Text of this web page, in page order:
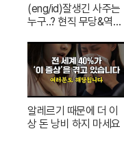
(eng/id)잘생긴 사주는
누구..? 현직 무당&역술
터리! | 신들린 비하인드
EP.01
알레르기 때문에 더 이
상 돈 낭비 하지 마세요